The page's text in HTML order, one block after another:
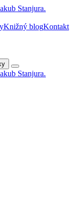
Knižný blogKontakt